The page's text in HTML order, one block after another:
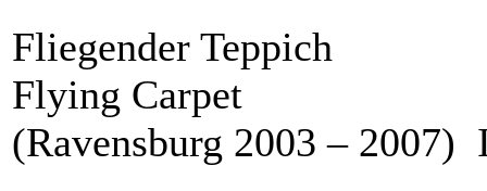
Fliegender Teppich
Flying Carpet
(Ravensburg 2003 – 2007)